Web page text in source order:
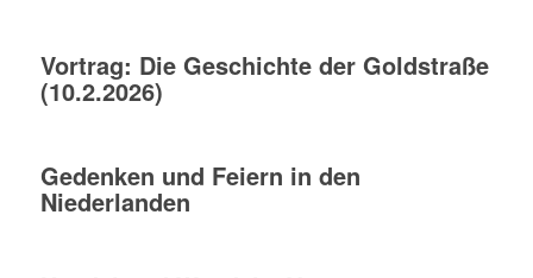
Vortrag: Die Geschichte der Goldstraße
(10.2.2026)
Gedenken und Feiern in den
Niederlanden